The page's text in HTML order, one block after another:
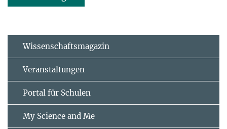
Wissenschaftsmagazin
Veranstaltungen
Portal für Schulen
My Science and Me